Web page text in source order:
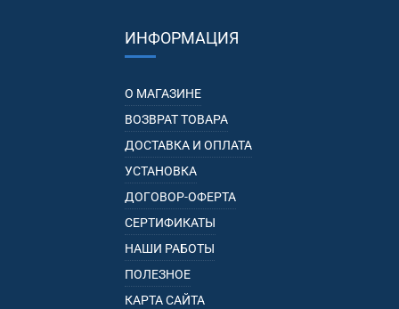
ИНФОРМАЦИЯ
О МАГАЗИНЕ
ВОЗВРАТ ТОВАРА
ДОСТАВКА И ОПЛАТА
УСТАНОВКА
ДОГОВОР-ОФЕРТА
СЕРТИФИКАТЫ
НАШИ РАБОТЫ
ПОЛЕЗНОЕ
КАРТА САЙТА